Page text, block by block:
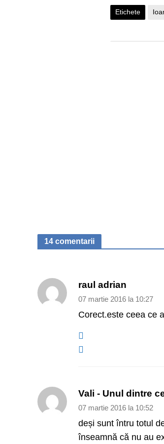
Etichete
14 comentarii
raul adrian
07 martie 2016 la 10:27
Corect.este ceea ce
Vali - Unul dintre
07 martie 2016 la 10:52
deși sunt întru totul
înseamnă că nu au